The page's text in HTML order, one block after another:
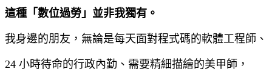
這種「數位過勞」並非我獨有。
我身邊的朋友，無論是每天面對程式碼的軟體工程師、
24 小時待命的行政內勤、需要精細描繪的美甲師，